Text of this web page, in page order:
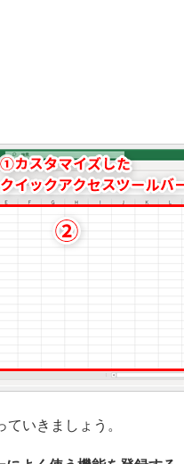
いきましょう。